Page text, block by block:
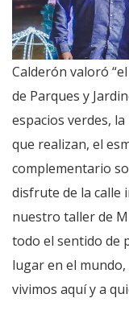
Calderón valoró
de Parques y
espacios verdes,
que realizan, el
complementario
disfrute de la calle
nuestro taller de
todo el sentido de
lugar en el
vivimos aquí y a